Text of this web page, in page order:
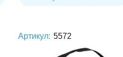
Артикул: 5572